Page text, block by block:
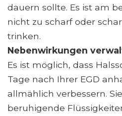
dauern sollte. Es ist am
nicht zu scharf oder
trinken.
Nebenwirkungen
Es ist möglich, dass
Tage nach Ihrer EGD
allmählich verbessern.
beruhigende